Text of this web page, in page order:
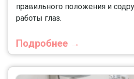
правильного положения и
работы глаз.
Подробнее →